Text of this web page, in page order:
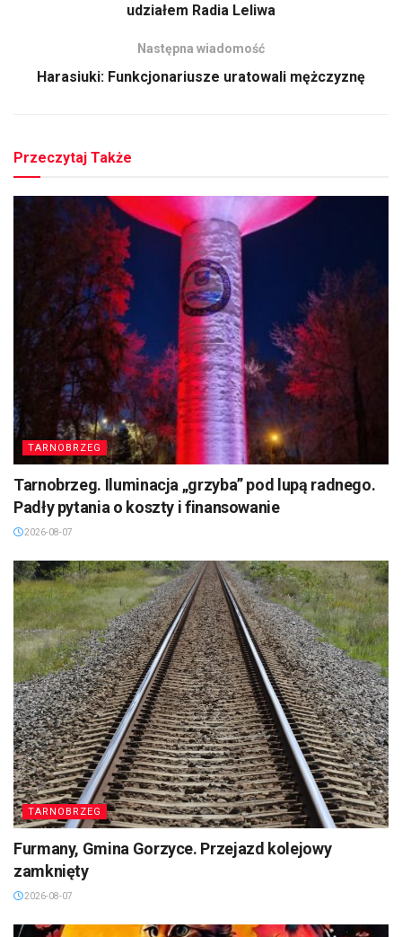
udziałem Radia Leliwa
Następna wiadomość
Harasiuki: Funkcjonariusze uratowali mężczyznę
Przeczytaj Także
TARNOBRZEG
Tarnobrzeg. Iluminacja „grzyba” pod lupą radnego.
Padły pytania o koszty i finansowanie
2026-08-07
TARNOBRZEG
Furmany, Gmina Gorzyce. Przejazd kolejowy
zamknięty
2026-08-07